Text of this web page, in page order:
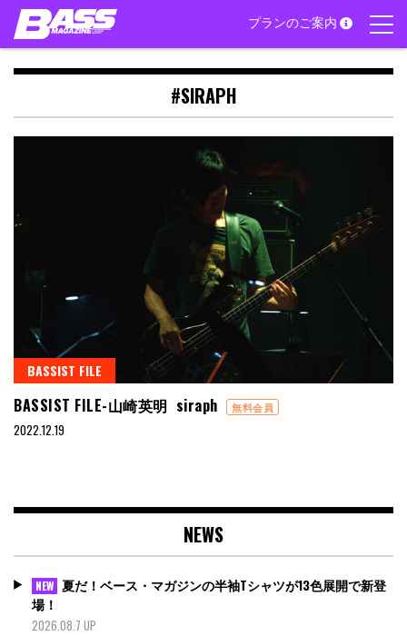
Skip
content
プランのご案内
#SIRAPH
BASSIST FILE
BASSIST FILE-山崎英明 siraph 無料会員
2022.12.19
NEWS
NEW 夏だ！ベース・マガジンの半袖Tシャツが13色展開で新登
場！
2026.08.7 UP